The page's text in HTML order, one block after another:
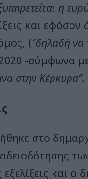
η
και εφόσον
(“δηλαδή να
-σύμφωνα με
στην Κέρκυρα”.
στο
και ο